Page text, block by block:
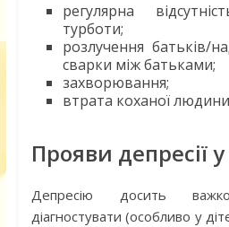
регулярна
турботи;
розлучення батьків/
сварки між батьками;
захворювання;
втрата коханої
Прояви депресії
Депресію досить
діагностувати (особливо у